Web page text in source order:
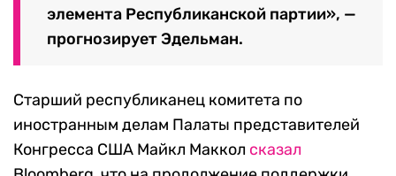
элемента Республиканской партии», —
прогнозирует Эдельман.
Старший республиканец комитета по
иностранным делам Палаты представителей
Конгресса США Майкл Маккол сказал